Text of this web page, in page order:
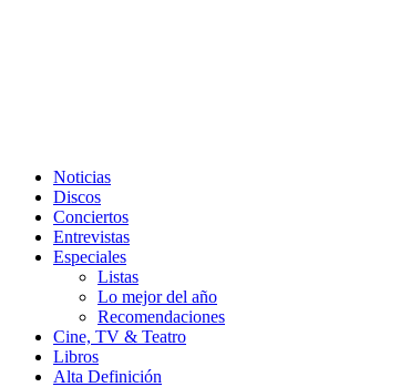
Noticias
Discos
Conciertos
Entrevistas
Especiales
Listas
Lo mejor del año
Recomendaciones
Cine, TV & Teatro
Libros
Alta Definición